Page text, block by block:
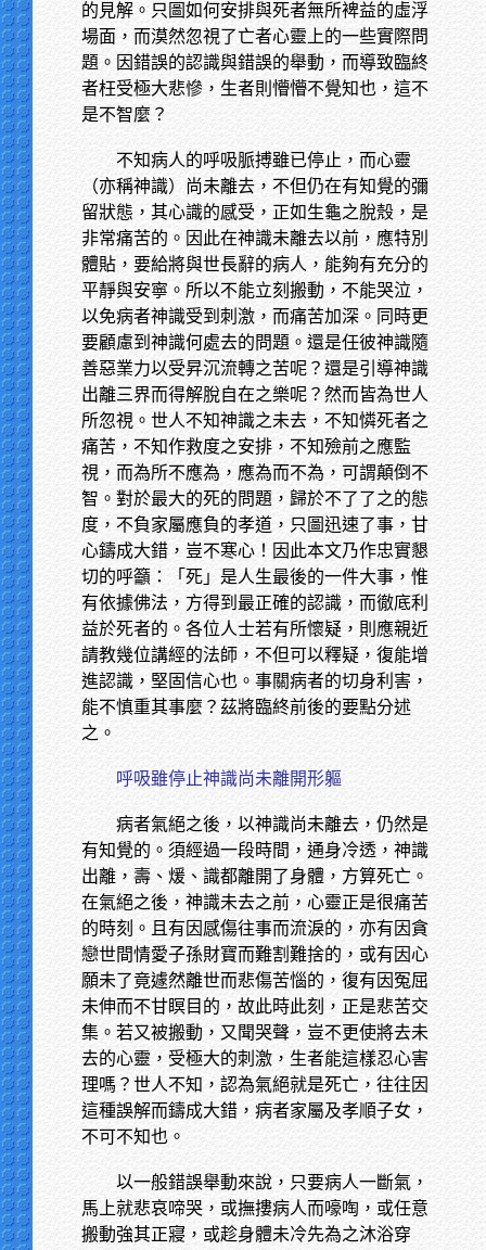
的見解。只圖如何安排與死者無所裨益的虛浮
場面，而漠然忽視了亡者心靈上的一些實際問
題。因錯誤的認識與錯誤的舉動，而導致臨終
者枉受極大悲慘，生者則懵懵不覺知也，這不
是不智麼？
不知病人的呼吸脈搏雖已停止，而心靈
（亦稱神識）尚未離去，不但仍在有知覺的彌
留狀態，其心識的感受，正如生龜之脫殼，是
非常痛苦的。因此在神識未離去以前，應特別
體貼，要給將與世長辭的病人，能夠有充分的
平靜與安寧。所以不能立刻搬動，不能哭泣，
以免病者神識受到刺激，而痛苦加深。同時更
要顧慮到神識何處去的問題。還是任彼神識隨
善惡業力以受昇沉流轉之苦呢？還是引導神識
出離三界而得解脫自在之樂呢？然而皆為世人
所忽視。世人不知神識之未去，不知憐死者之
痛苦，不知作救度之安排，不知殮前之應監
視，而為所不應為，應為而不為，可謂顛倒不
智。對於最大的死的問題，歸於不了了之的態
度，不負家屬應負的孝道，只圖迅速了事，甘
心鑄成大錯，豈不寒心！因此本文乃作忠實懇
切的呼籲：「死」是人生最後的一件大事，惟
有依據佛法，方得到最正確的認識，而徹底利
益於死者的。各位人士若有所懷疑，則應親近
請教幾位講經的法師，不但可以釋疑，復能增
進認識，堅固信心也。事關病者的切身利害，
能不慎重其事麼？茲將臨終前後的要點分述
之。
呼吸雖停止神識尚未離開形軀
病者氣絕之後，以神識尚未離去，仍然是
有知覺的。須經過一段時間，通身冷透，神識
出離，壽、煖、識都離開了身體，方算死亡。
在氣絕之後，神識未去之前，心靈正是很痛苦
的時刻。且有因感傷往事而流淚的，亦有因貪
戀世間情愛子孫財寶而難割難捨的，或有因心
願未了竟遽然離世而悲傷苦惱的，復有因冤屈
未伸而不甘瞑目的，故此時此刻，正是悲苦交
集。若又被搬動，又聞哭聲，豈不更使將去未
去的心靈，受極大的刺激，生者能這樣忍心害
理嗎？世人不知，認為氣絕就是死亡，往往因
這種誤解而鑄成大錯，病者家屬及孝順子女，
不可不知也。
以一般錯誤舉動來說，只要病人一斷氣，
馬上就悲哀啼哭，或撫摟病人而嚎啕，或任意
搬動強其正寢，或趁身體未冷先為之沐浴穿